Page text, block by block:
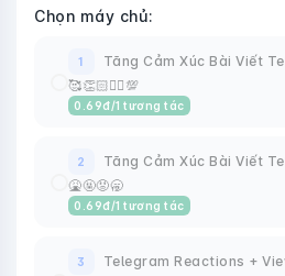
Chọn máy chủ:
1
Tăng Cảm Xúc Bài Viết
🥰👏🏻❤️‍🔥💯
0.69đ/1 tương tác
2
Tăng Cảm Xúc Bài Viết
🤮🤬😡🥱
0.69đ/1 tương tác
3
Telegram Reactions +